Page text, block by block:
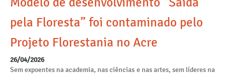
pela Floresta” foi contaminado pelo
Projeto Florestania no Acre
26/04/2026
Sem expoentes na academia, nas ciências e nas artes, sem líderes na